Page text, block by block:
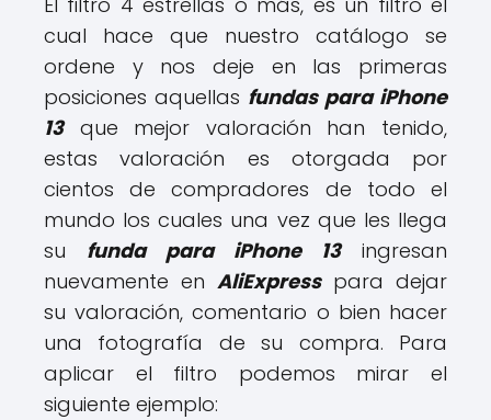
cual hace que nuestro catálogo se
ordene y nos deje en las primeras
posiciones aquellas fundas para iPhone
13que mejor valoración han tenido,
estas valoración es otorgada por
cientos de compradores de todo el
mundo los cuales una vez que les llega
su funda para iPhone 13ingresan
nuevamente en AliExpresspara dejar
su valoración, comentario o bien hacer
una fotografía de su compra. Para
aplicar el filtro podemos mirar el
siguiente ejemplo: